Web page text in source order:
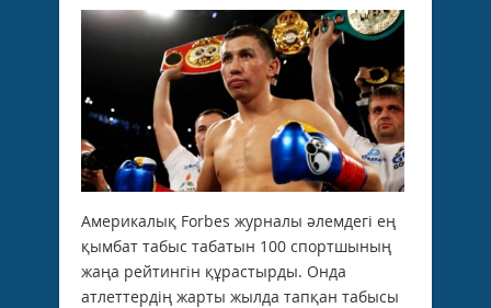
Америкалық Forbes журналы әлемдегі ең
қымбат табыс табатын 100 спортшының
жаңа рейтингін құрастырды. Онда
атлеттердің жарты жылда тапқан табысы